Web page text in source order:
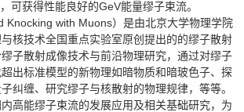
可获得性能良好的GeV能量缪子束流。
Knocking with Muons）是由北京大学物理学院
核技术全国重点实验室原创提出的的缪子散射
子散射成像技术与前沿物理研究，通过对缪子
出标准模型的新物理如暗物质和暗玻色子、探
纠缠、研究缪子与核散射的物理规律，等等。
高能缪子束流的发展应用及相关基础研究，为